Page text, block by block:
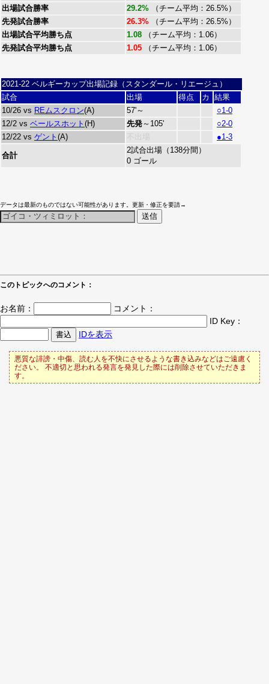
出場試合勝率
29.2% （チーム平均：26.5%）
先発試合勝率
26.3% （チーム平均：26.5%）
出場試合平均勝ち点
1.08 （チーム平均：1.06）
先発試合平均勝ち点
1.05 （チーム平均：1.06）
2021-22 ベルギーカップ出場記録（スタンダール・リエージュ）
試合
出場 得点 カ
結果
10/26 vs REムスクロン(A) 57'～
○1-0
12/2 vs ベールスホット (H) 先発～105'
○2-0
12/22 vs ゲント (A) 不出場 ●1-3
合計
2試合出場（138分間）
0 ゴール
データは最新のものではない可能性があります。更新・修正を要請→
このトピックへのコメント：
お名前：
コメント：
ID Key：
IDを表示
悪質な誹謗・中傷、読む人を不快にさせるような書き込みなどはご遠慮く
ださい。 不適切と思われる発言を発見した際には削除させていただきま
す。